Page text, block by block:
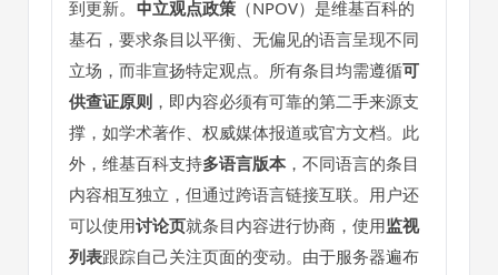
到更新。 中立观点政策 （NPOV）是维基百科的
基石，要求条目以平衡、无偏见的语言呈现不同
立场，而非宣扬特定观点。所有条目均需遵循可
供查证原则 ，即内容必须有可靠的第二手来源支
撑，如学术著作、权威媒体报道或官方文档。此
外，维基百科支持多语言版本，不同语言的条目
内容相互独立，但通过跨语言链接互联。用户还
可以使用讨论页就条目内容进行协商，使用监视
列表跟踪自己关注页面的变动。由于服务器遍布